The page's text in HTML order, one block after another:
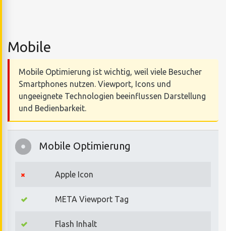
Mobile
Mobile Optimierung ist wichtig, weil viele Besucher
Smartphones nutzen. Viewport, Icons und
ungeeignete Technologien beeinflussen Darstellung
und Bedienbarkeit.
Mobile Optimierung
Apple Icon
META Viewport Tag
Flash Inhalt